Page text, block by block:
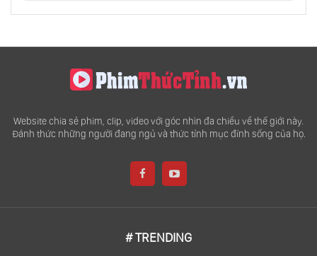
Khủng Hoảng Tài Chính Cá Nhân Dưới Góc
Chúng Ta Hài Lòng Về Công Việc Hiện Tại Vì
Website chia sẻ phim, clip, video với góc nhìn đa chiều về thế giới này.
Đánh thức những người đang ngủ và thức tỉnh mục đính sống của họ.
# TRENDING